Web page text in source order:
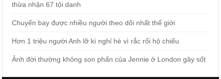
thừa nhận 67 tội danh
Chuyến bay được nhiều người theo dõi nhất thế giới
Hơn 1 triệu người Anh lỡ kì nghỉ hè vì rắc rối hộ chiếu
Ảnh đời thường không son phấn của Jennie ở London gây sốt